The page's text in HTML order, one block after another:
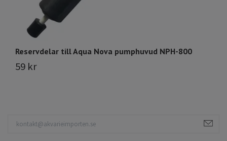
Reservdelar till Aqua Nova pumphuvud NPH-800
59 kr